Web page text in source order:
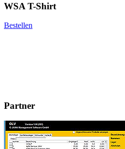
WSA T-Shirt
Bestellen
Partner